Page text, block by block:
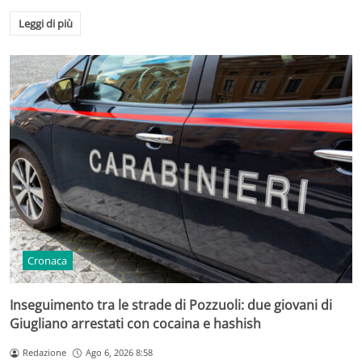
Leggi di più
Cronaca
Inseguimento tra le strade di Pozzuoli: due giovani di
Giugliano arrestati con cocaina e hashish
Redazione Ago 6, 2026 8:58